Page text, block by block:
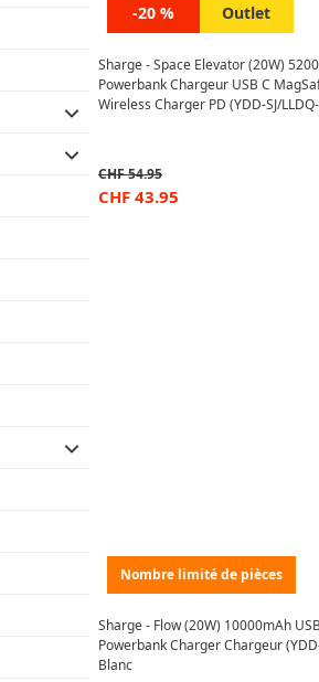
-20 % Outlet
Sharge - Space Elevator (20W)
Powerbank Chargeur USB C
Wireless Charger PD (YDD-SJ/
CHF54.95
CHF 43.95
Nombre limité de pièces
Sharge - Flow (20W) 10000mAh
Powerbank Charger Chargeur
Blanc